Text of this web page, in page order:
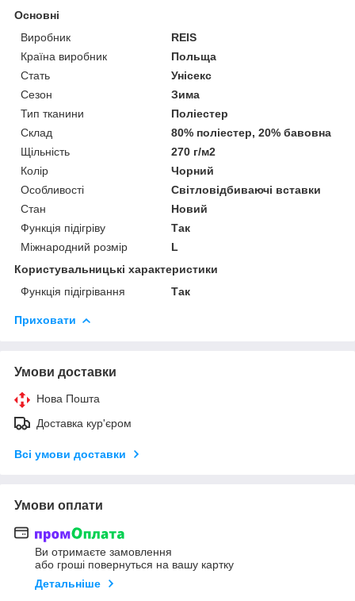
Основні
Виробник
REIS
Країна виробник
Польща
Стать
Унісекс
Сезон
Зима
Тип тканини
Поліестер
Склад
80% поліестер, 20% бавовна
Щільність
270 г/м2
Колір
Чорний
Особливості
Світловідбиваючі вставки
Стан
Новий
Функція підігріву
Так
Міжнародний розмір
L
Користувальницькі характеристики
Функція підігрівання
Так
Приховати
Умови доставки
Нова Пошта
Доставка кур'єром
Всі умови доставки
Умови оплати
Ви отримаєте замовлення
або гроші повернуться на вашу картку
Детальніше